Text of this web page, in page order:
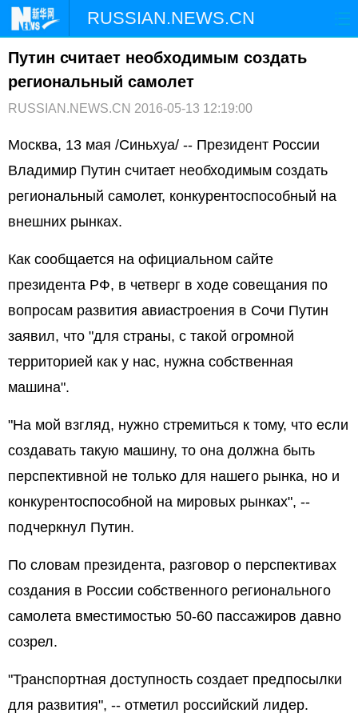
RUSSIAN.NEWS.CN
ГЛАВНАЯ КИТАЙ РФ И СНГ
НАУКА ПРИРОДА КУЛЬТУРА
СПОРТ ФОТОЛЕНТЫ
СПЕЦТЕМЫ
Путин считает необходимым создать
региональный самолет
RUSSIAN.NEWS.CN 2016-05-13 12:19:00
Москва, 13 мая /Синьхуа/ -- Президент России
Владимир Путин считает необходимым создать
региональный самолет, конкурентоспособный на
внешних рынках.
Как сообщается на официальном сайте
президента РФ, в четверг в ходе совещания по
вопросам развития авиастроения в Сочи Путин
заявил, что "для страны, с такой огромной
территорией как у нас, нужна собственная
машина".
"На мой взгляд, нужно стремиться к тому, что если
создавать такую машину, то она должна быть
перспективной не только для нашего рынка, но и
конкурентоспособной на мировых рынках", --
подчеркнул Путин.
По словам президента, разговор о перспективах
создания в России собственного регионального
самолета вместимостью 50-60 пассажиров давно
созрел.
"Транспортная доступность создает предпосылки
для развития", -- отметил российский лидер.